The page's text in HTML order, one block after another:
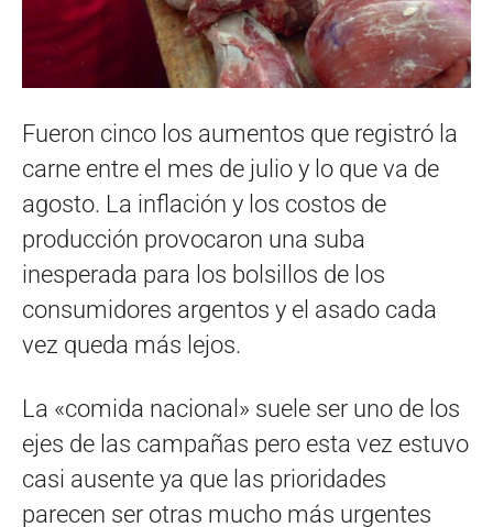
Fueron cinco los aumentos que registró la
carne entre el mes de julio y lo que va de
agosto. La inflación y los costos de
producción provocaron una suba
inesperada para los bolsillos de los
consumidores argentos y el asado cada
vez queda más lejos.
La «comida nacional» suele ser uno de los
ejes de las campañas pero esta vez estuvo
casi ausente ya que las prioridades
parecen ser otras mucho más urgentes